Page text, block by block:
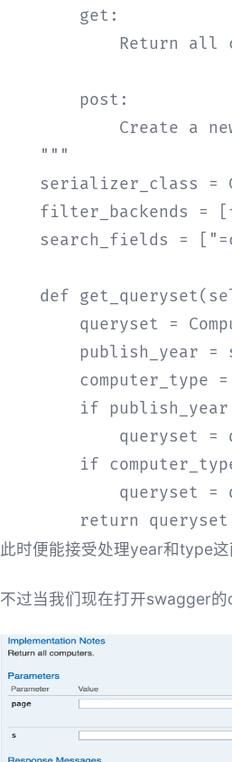
        get:
Return all
        post:
Create a
    """
serializer_class =
filter_backends =
search_fields =
def
queryset =
publish_year =
computer_type
if
queryset =
if
queryset =
        return queryset
此时便能接受处理year和type
不过当我们现在打开swagger